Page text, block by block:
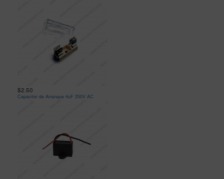
$2.50
Capacitor de Arranque 4uF 250V AC